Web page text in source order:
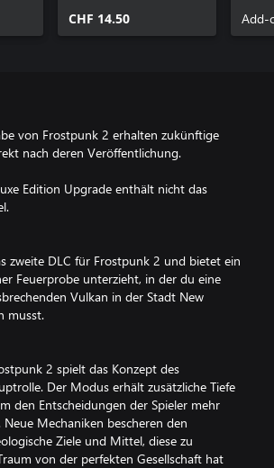
CHF 14.50
Add-
von Frostpunk 2 erhalten zukünftige
nach deren Veröffentlichung.
Edition Upgrade enthält nicht das
zweite DLC für Frostpunk 2 und bietet ein
Feuerprobe unterzieht, in der du eine
Vulkan in der Stadt New
musst.
2 spielt das Konzept des
Der Modus erhält zusätzliche Tiefe
den Entscheidungen der Spieler mehr
Mechaniken bescheren den
Ziele und Mittel, diese zu
von der perfekten Gesellschaft hat